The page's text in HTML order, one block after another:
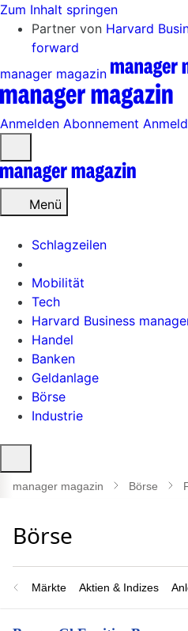
Zum Inhalt springen
Partner von Harvard
forward
manager magazin
Anmelden Abonnement
öffnen
Menü
Schlagzeilen
Mobilität
Tech
Harvard Business
Handel
Banken
Geldanlage
Börse
Industrie
öffnen
manager magazin Börse
Märkte Aktien & Indizes